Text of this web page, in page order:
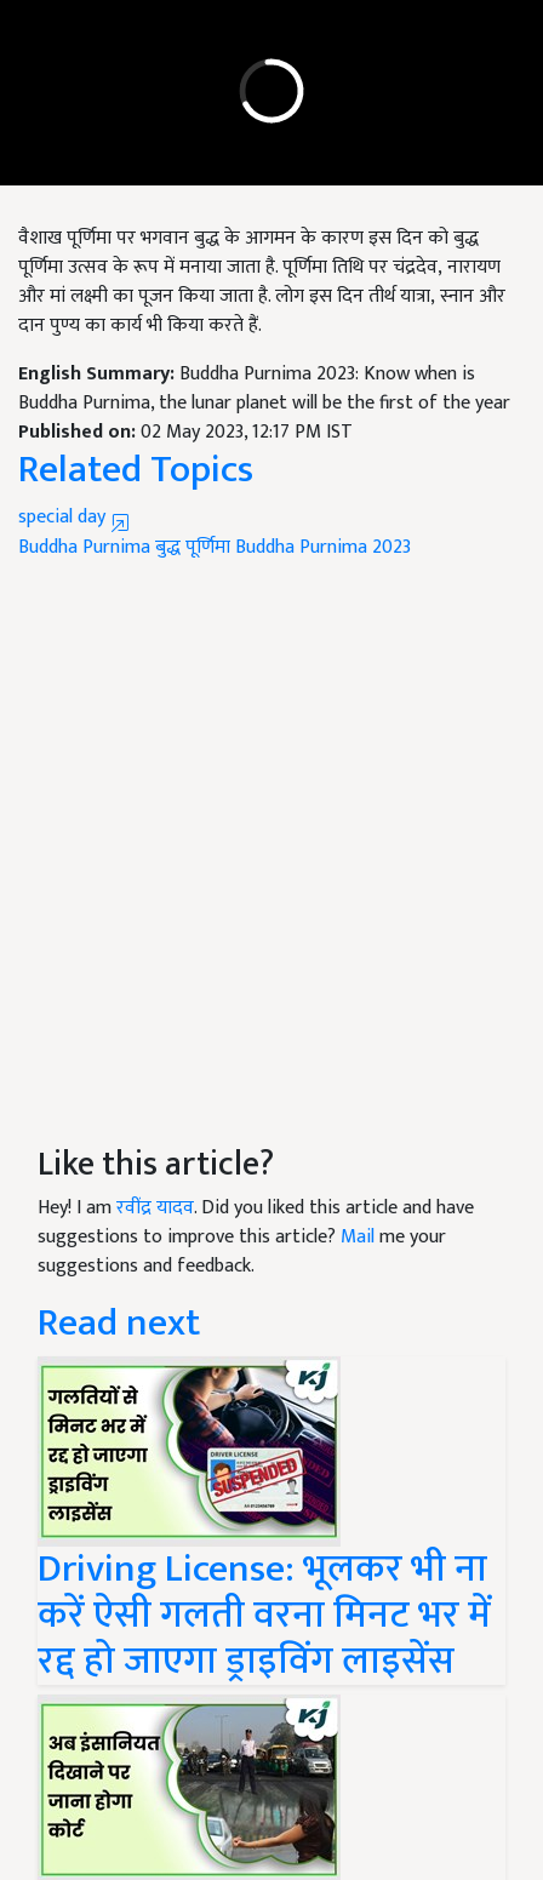
वैशाख पूर्णिमा पर भगवान बुद्ध के आगमन के कारण इस दिन को बुद्ध
पूर्णिमा उत्सव के रूप में मनाया जाता है. पूर्णिमा तिथि पर चंद्रदेव,नारायण
और मां लक्ष्मी का पूजन किया जाता है. लोग इस दिन तीर्थ यात्रा,स्नान और
दान पुण्य का कार्य भी किया करते हैं.
English Summary:Buddha Purnima 2023: Know when is
Buddha Purnima, the lunar planet will be the first of the year
Published on:02 May 2023, 12:17 PM IST
Related Topics
special day
Buddha Purnimaबुद्ध पूर्णिमाBuddha Purnima 2023
Like this article?
Hey! I amरवींद्र यादव. Did you liked this article and have
suggestions to improve this article? Mailme your
suggestions and feedback.
Read next
Driving License: भूलकर भी ना
करें ऐसी गलती वरना मिनट भर में
रद्द हो जाएगा ड्राइविंग लाइसेंस